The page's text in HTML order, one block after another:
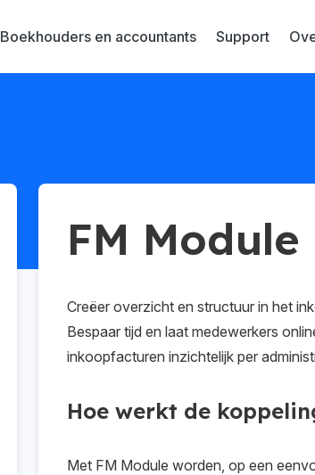
Boekhouders en accountants Support
FM Module
Creëer overzicht en structuur in het
Bespaar tijd en laat medewerkers
inkoopfacturen inzichtelijk per
Hoe werkt de
Met FM Module worden, op een